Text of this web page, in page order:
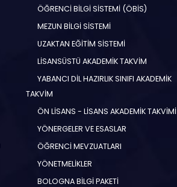
ÖĞRENCİ BİLGİ SİSTEMİ (ÖBİS)
MEZUN BİLGİ SİSTEMİ
UZAKTAN EĞİTİM SİSTEMİ
LİSANSÜSTÜ AKADEMİK TAKVİM
YABANCI DİL HAZIRLIK SINIFI AKADEMİK
TAKVİM
ÖN LİSANS - LİSANS AKADEMİK TAKVİMİ
YÖNERGELER VE ESASLAR
ÖĞRENCİ MEVZUATLARI
YÖNETMELİKLER
BOLOGNA BİLGİ PAKETİ